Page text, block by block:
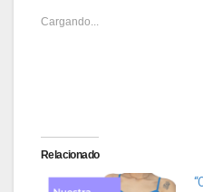
Cargando...
Relacionado